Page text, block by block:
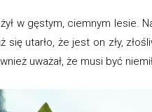
w gęstym, ciemnym lesie.
się utarło, że jest on zły,
uważał, że musi być